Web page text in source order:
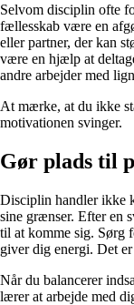
Selvom disciplin ofte
fællesskab være en
eller partner, der kan
være en hjælp at
andre arbejder med
At mærke, at du ikke
motivationen svinger.
Gør plads til
Disciplin handler ikke
sine grænser. Efter en
til at komme sig. Sørg
giver dig energi. Det
Når du balancerer
lærer at arbejde med